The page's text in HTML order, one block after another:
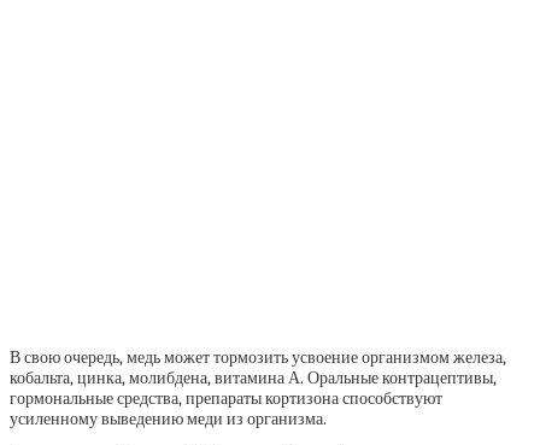
В свою очередь, медь может тормозить усвоение организмом железа,
кобальта, цинка, молибдена, витамина А. Оральные контрацептивы,
гормональные средства, препараты кортизона способствуют
усиленному выведению меди из организма.